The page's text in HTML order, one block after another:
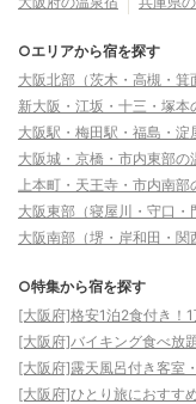
○エリアから宿を探す
大阪北部（茨木・高槻・
新大阪・江坂・十三・塚本
大阪駅・梅田駅・福島・
大阪城・京橋・市内東部の
上本町・天王寺・市内南部
大阪東部（寝屋川・守口
大阪南部（堺・岸和田・関
○特集から宿を探す
[大阪府]格安1泊2食付き！
[大阪府]バイキング食べ放
[大阪府]露天風呂付き客室
[大阪府]ひとり旅におすす